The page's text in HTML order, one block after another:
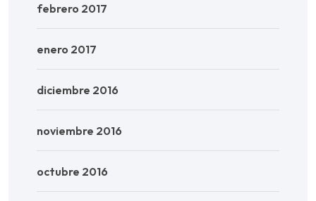
febrero 2017
enero 2017
diciembre 2016
noviembre 2016
octubre 2016